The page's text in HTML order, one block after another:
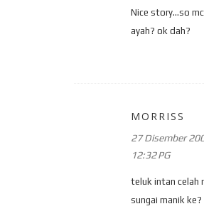
Nice story...so
ayah? ok dah?
MORRISS
27 Disember
12:32 PG
teluk intan celah
sungai manik ke?